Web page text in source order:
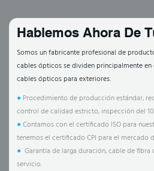
Hablemos Ahora De
Somos un fabricante profesional de
cables ópticos se dividen principalmente
cables ópticos para exteriores.
● Procedimiento de producción estándar,
control de calidad estricto, inspección del
●Contamos con el certificado ISO para
tenemos el certificado CPI para el mercado
● Garantía de larga duración, cable de
servicio.